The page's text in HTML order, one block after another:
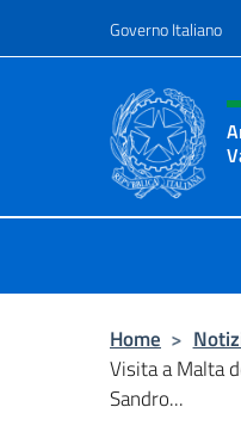
Governo Italiano
Home >
Visita a Malta
Sandro...